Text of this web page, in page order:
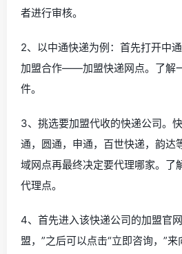
者进行审核。
2、以中通快递为例：首先打开中
加盟合作——加盟快递网点。了解
件。
3、挑选要加盟代收的快递公司。
通，圆通，申通，百世快递，韵达
域网点再最终决定要代理哪家。了
代理点。
4、首先进入该快递公司的加盟官
盟，”之后可以点击“立即咨询，”